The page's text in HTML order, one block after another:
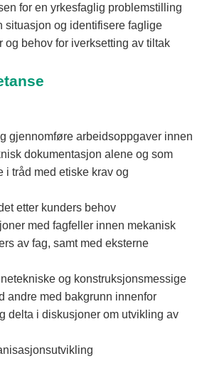
for en yrkesfaglig problemstilling
situasjon og identifisere faglige
og behov for iverksetting av tiltak
gjennomføre arbeidsoppgaver innen
dokumentasjon alene og som
i tråd med etiske krav og
etter kunders behov
med fagfeller innen mekanisk
av fag, samt med eksterne
og konstruksjonsmessige
andre med bakgrunn innenfor
delta i diskusjoner om utvikling av